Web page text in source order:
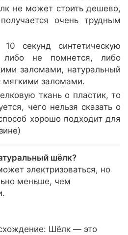
не может стоить дешево,
очень трудным
секунд синтетическую
не помнется, либо
заломами, натуральный
мягкими заломами.
ткань о пластик, то
чего нельзя сказать о
хорошо подходит для
шёлк?
электризоваться, но
меньше, чем
Шёлк — это